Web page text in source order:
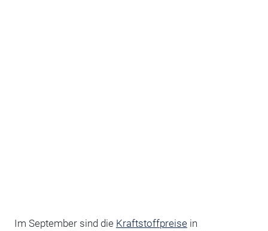
Im September sind die Kraftstoffpreisein